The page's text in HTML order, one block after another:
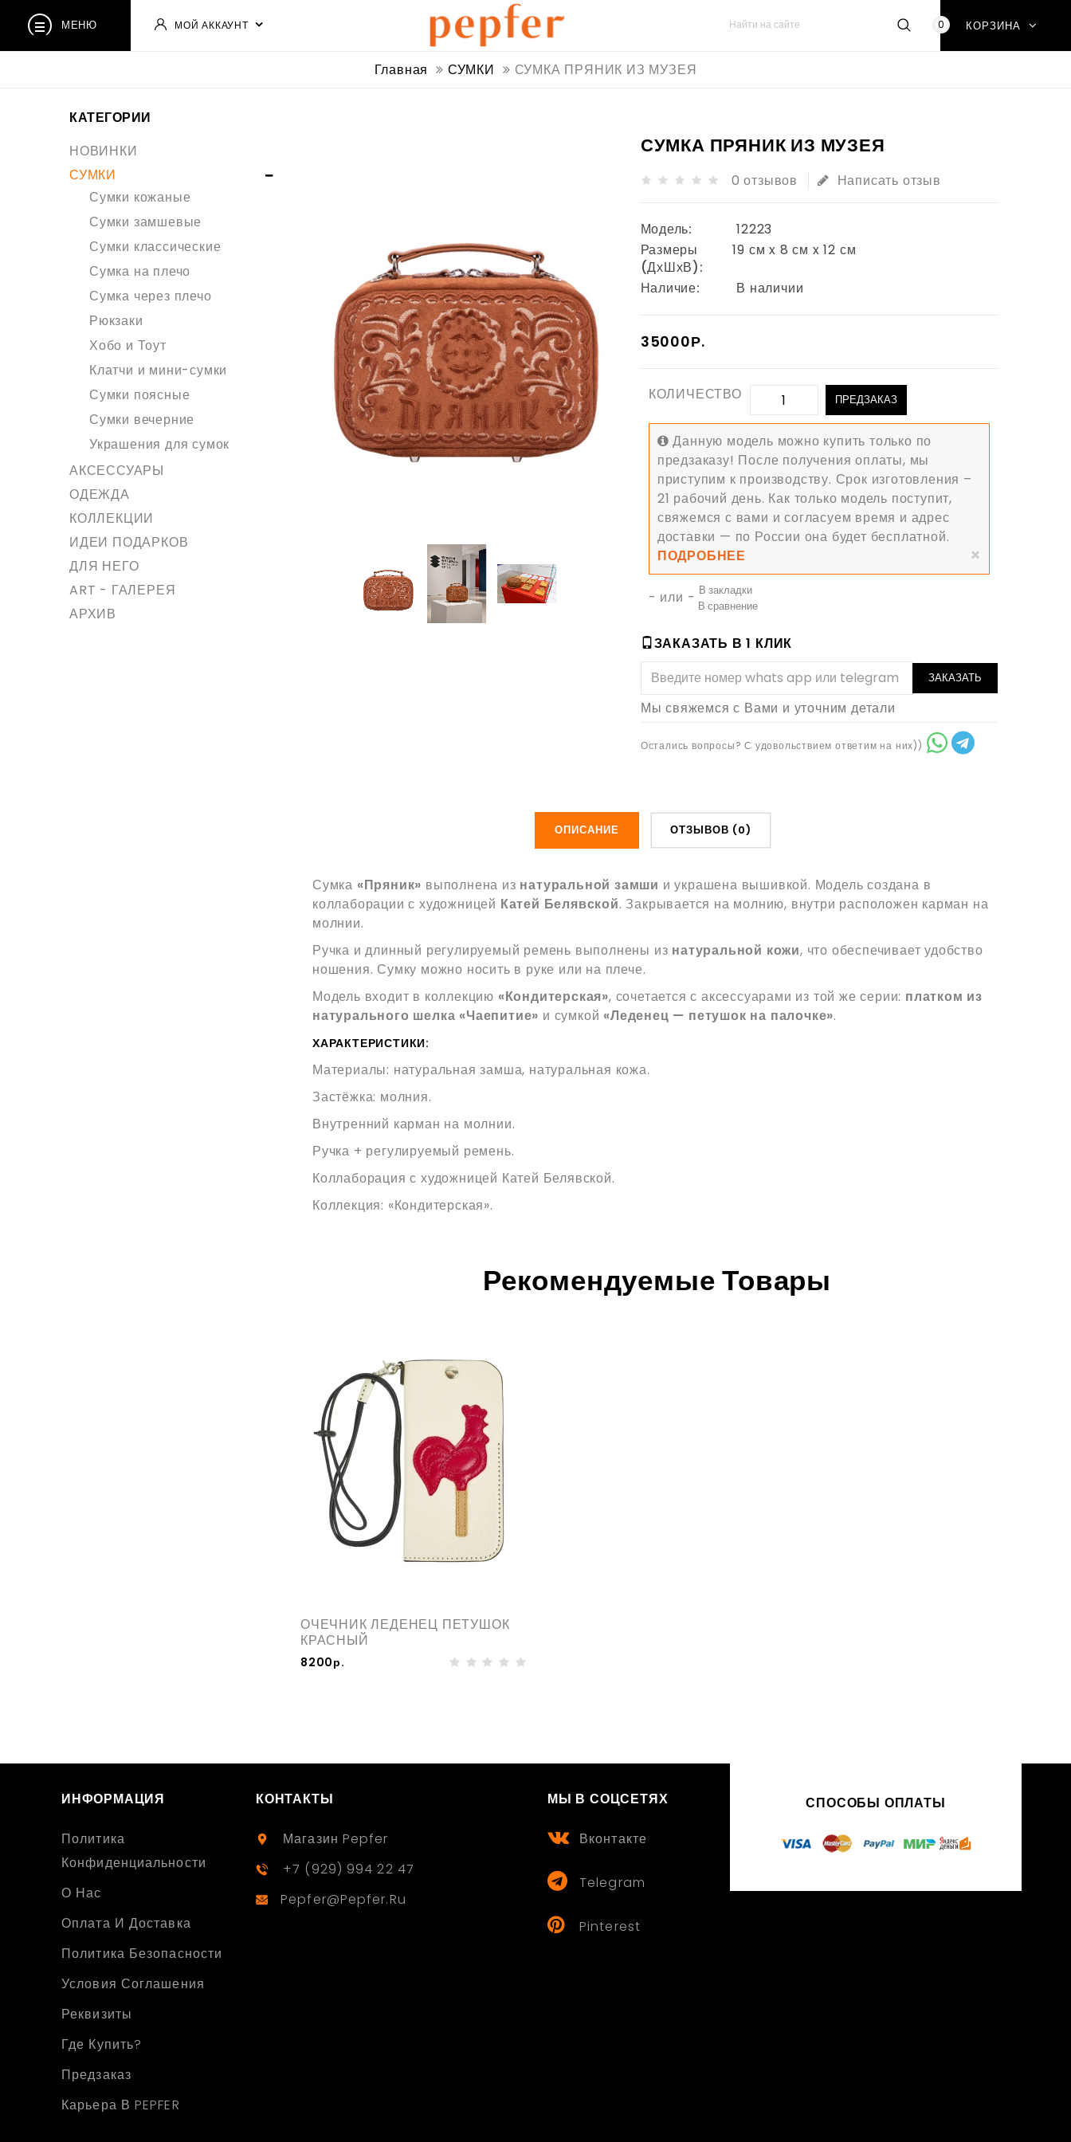
МЕНЮ МОЙ АККАУНТ 0 КОРЗИНА
Главная СУМКИ СУМКА ПРЯНИК ИЗ МУЗЕЯ
КАТЕГОРИИ
НОВИНКИ
СУМКИ
Сумки кожаные
Сумки замшевые
Сумки классические
Сумка на плечо
Сумка через плечо
Рюкзаки
Хобо и Тоут
Клатчи и мини-сумки
Сумки поясные
Сумки вечерние
Украшения для сумок
АКСЕССУАРЫ
ОДЕЖДА
КОЛЛЕКЦИИ
ИДЕИ ПОДАРКОВ
ДЛЯ НЕГО
ART - ГАЛЕРЕЯ
АРХИВ
СУМКА ПРЯНИК ИЗ МУЗЕЯ
0 отзывов Написать отзыв
Модель:
12223
Размеры
(ДхШхВ):
19 см x 8 см x 12 см
Наличие: В наличии
35000Р.
КОЛИЧЕСТВО ПРЕДЗАКАЗ
Данную модель можно купить только по
предзаказу! После получения оплаты, мы
приступим к производству. Срок изготовления –
21 рабочий день. Как только модель поступит,
свяжемся с вами и согласуем время и адрес
доставки — по России она будет бесплатной.
ПОДРОБНЕЕ
×
- или -В закладки
В сравнение
ЗАКАЗАТЬ В 1 КЛИК
ЗАКАЗАТЬ
Мы свяжемся с Вами и уточним детали
Остались вопросы? С удовольствием ответим на них))
ОПИСАНИЕ ОТЗЫВОВ (0)
Сумка «Пряник» выполнена из натуральной замши и украшена вышивкой. Модель создана в
коллаборации с художницей Катей Белявской. Закрывается на молнию, внутри расположен карман на
молнии.
Ручка и длинный регулируемый ремень выполнены из натуральной кожи, что обеспечивает удобство
ношения. Сумку можно носить в руке или на плече.
Модель входит в коллекцию «Кондитерская», сочетается с аксессуарами из той же серии: платком из
натурального шелка «Чаепитие» и сумкой «Леденец — петушок на палочке».
ХАРАКТЕРИСТИКИ:
Материалы: натуральная замша, натуральная кожа.
Застёжка: молния.
Внутренний карман на молнии.
Ручка + регулируемый ремень.
Коллаборация с художницей Катей Белявской.
Коллекция: «Кондитерская».
Рекомендуемые Товары
ОЧЕЧНИК ЛЕДЕНЕЦ ПЕТУШОК
КРАСНЫЙ
8200р.
ИНФОРМАЦИЯ
Политика
Конфиденциальности
О Нас
Оплата И Доставка
Политика Безопасности
Условия Соглашения
Реквизиты
Где Купить?
Предзаказ
Карьера В PEPFER
КОНТАКТЫ
Магазин Pepfer
+7 (929) 994 22 47
Pepfer@pepfer.ru
МЫ В СОЦСЕТЯХ
Вконтакте
Telegram
Pinterest
СПОСОБЫ ОПЛАТЫ